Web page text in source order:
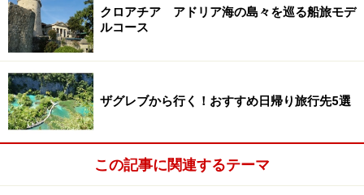
クロアチア アドリア海の島々を巡る船旅モデ
ルコース
ザグレブから行く！おすすめ日帰り旅行先5選
この記事に関連するテーマ